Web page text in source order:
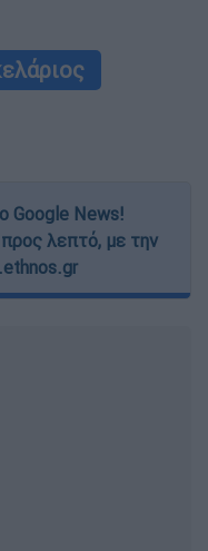
Google News!
λεπτό, με την